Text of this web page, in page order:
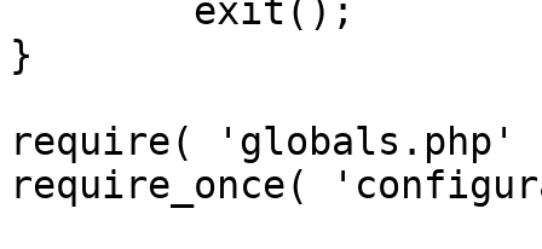
}
require(
require_once(